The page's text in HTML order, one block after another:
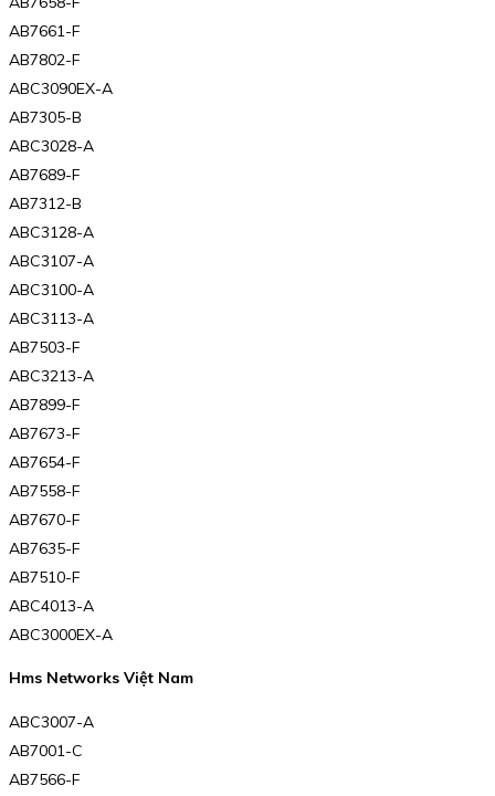
AB7661-F
AB7802-F
ABC3090EX-A
AB7305-B
ABC3028-A
AB7689-F
AB7312-B
ABC3128-A
ABC3107-A
ABC3100-A
ABC3113-A
AB7503-F
ABC3213-A
AB7899-F
AB7673-F
AB7654-F
AB7558-F
AB7670-F
AB7635-F
AB7510-F
ABC4013-A
ABC3000EX-A
Hms Networks Việt Nam
ABC3007-A
AB7001-C
AB7566-F